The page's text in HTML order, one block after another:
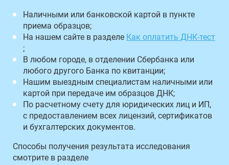
Наличными или банковской картой в пункте
приема образцов;
На нашем сайте в разделе Как оплатить ДНК-тест
;
В любом городе, в отделении Сбербанка или
любого другого Банка по квитанции;
Нашим выездным специалистам наличными или
картой при передаче им образцов ДНК;
По расчетному счету для юридических лиц и ИП,
с предоставлением всех лицензий, сертификатов
и бухгалтерских документов.
Способы получения результата исследования
смотрите в разделе